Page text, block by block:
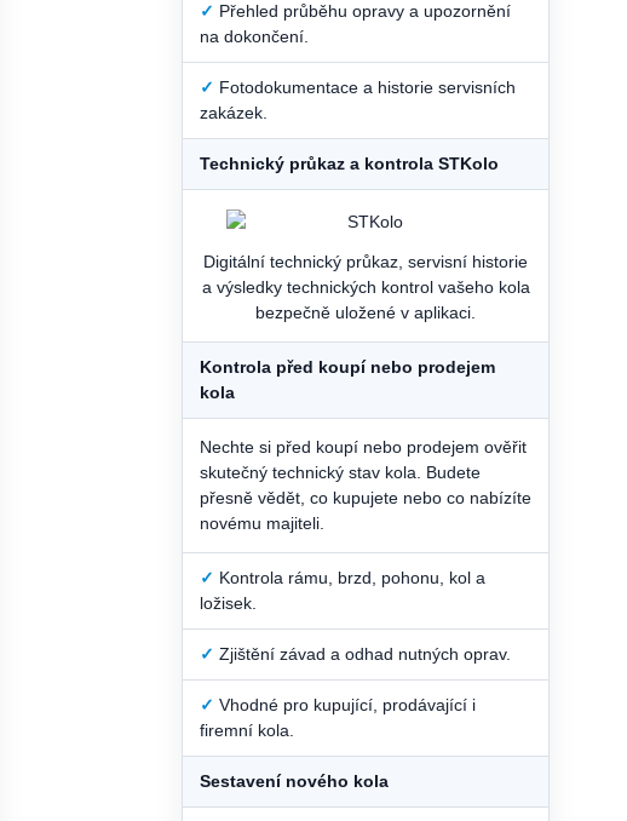
✓ Přehled průběhu opravy a upozornění
na dokončení.
✓ Fotodokumentace a historie servisních
zakázek.
Technický průkaz a kontrola STKolo
Digitální technický průkaz, servisní historie
a výsledky technických kontrol vašeho kola
bezpečně uložené v aplikaci.
Kontrola před koupí nebo prodejem
kola
Nechte si před koupí nebo prodejem ověřit
skutečný technický stav kola. Budete
přesně vědět, co kupujete nebo co nabízíte
novému majiteli.
✓ Kontrola rámu, brzd, pohonu, kol a
ložisek.
✓ Zjištění závad a odhad nutných oprav.
✓ Vhodné pro kupující, prodávající i
firemní kola.
Sestavení nového kola